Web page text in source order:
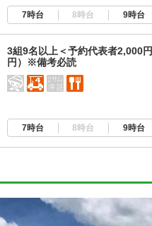
7時台 8時台 9時台
3組9名以上＜予約代表者2,000
円）※備考必読
7時台 8時台 9時台